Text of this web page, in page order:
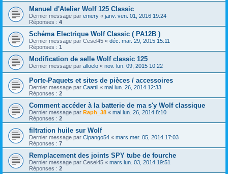
Manuel d'Atelier Wolf 125 Classic
Dernier message par emery « janv. ven. 01, 2016 19:24
Réponses : 4
Schéma Electrique Wolf Classic ( PA12B )
Dernier message par Cesel45 « déc. mar. 29, 2015 15:11
Réponses : 1
Modification de selle Wolf classic 125
Dernier message par alloelo « nov. lun. 09, 2015 10:22
Porte-Paquets et sites de pièces / accessoires
Dernier message par Caattii « mai lun. 26, 2014 12:33
Réponses : 2
Comment accéder à la batterie de ma s'y Wolf classique
Dernier message par Raph_38 « mai lun. 26, 2014 8:10
Réponses : 2
filtration huile sur Wolf
Dernier message par Cipango54 « mars mer. 05, 2014 17:03
Réponses : 7
Remplacement des joints SPY tube de fourche
Dernier message par Cesel45 « mars lun. 03, 2014 19:51
Réponses : 2